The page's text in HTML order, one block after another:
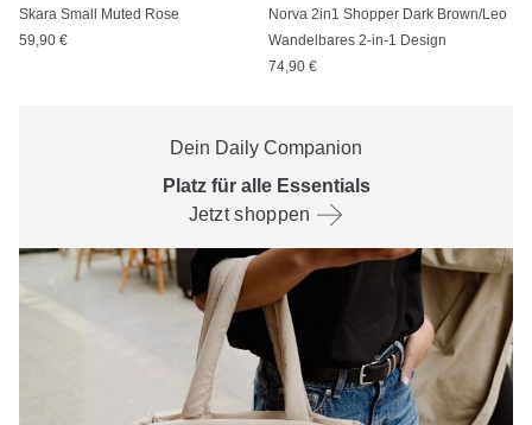
Skara Small Muted Rose
59,90 €
Norva 2in1 Shopper Dark Brown/Leo
Wandelbares 2-in-1 Design
74,90 €
Dein Daily Companion
Platz für alle Essentials
Jetzt shoppen